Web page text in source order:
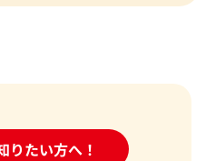
りたい方へ！
合わせフォーム